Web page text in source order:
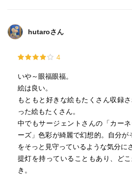
hutaroさん
4
いや～眼福眼福。
絵は良い。
もともと好きな絵もたくさん収録
った絵もたくさん。
中でもサージェントさんの「カー
ーズ」色彩が綺麗で幻想的。自分が
をそっと見守っているような気分に
提灯を持っていることもあり、ど
き。